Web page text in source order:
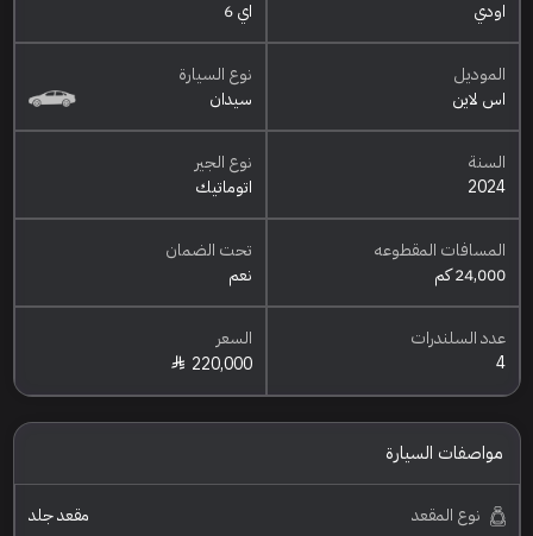
اودي
اي 6
الموديل
اس لاين
نوع السيارة
سيدان
السنة
2024
نوع الجير
اتوماتيك
المسافات المقطوعه
24,000 كم
تحت الضمان
نعم
عدد السلندرات
4
السعر
220,000
مواصفات السيارة
نوع المقعد مقعد جلد